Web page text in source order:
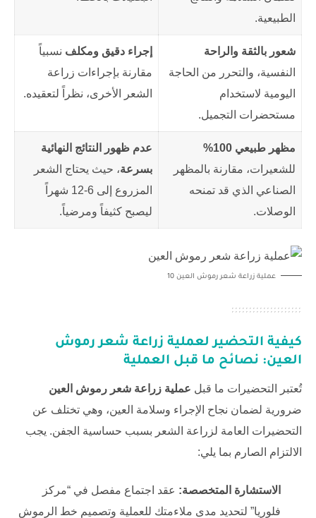
الطبيعية.
شعور بالثقة والراحة
النفسية، والتحرر من الحاجة
اليومية لاستخدام
مستحضرات التجميل.
إجراء دقيق ومكلف نسبياً
مقارنة بإجراءات زراعة
الشعر الأخرى، نظراً لتعقيده.
مظهر طبيعي 100%
للشعيرات، مقارنة بالمظهر
الصناعي الذي قد تمنحه
الوصلات.
عدم ظهور النتائج النهائية
بسرعة، حيث يحتاج الشعر
المزروع إلى 6-12 شهراً
ليصبح كثيفاً ومرضياً.
عملية زراعة شعر رموش العين 10
كيفية التحضير لعملية زراعة شعر رموش
العين: نصائح ما قبل العملية
تُعتبر التحضيرات ما قبل عملية زراعة شعر رموش العين
ضرورية لضمان نجاح الإجراء وسلامة العين، وهي تختلف عن
التحضيرات العامة لزراعة الشعر بسبب حساسية الجفن. يجب
الالتزام الصارم بما يلي:
الاستشارة المتخصصة: عقد اجتماع مفصل في “مركز
فلوريا” لتحديد مدى ملاءمتك للعملية وتصميم خط الرموش